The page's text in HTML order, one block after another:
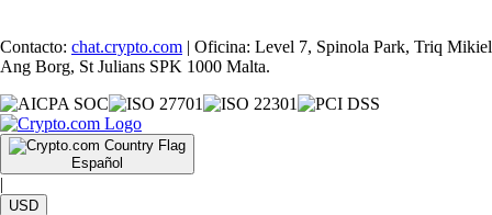
Contacto: chat.crypto.com | Oficina: Level 7, Spinola Park, Triq Mikiel
Ang Borg, St Julians SPK 1000 Malta.
Español
|
USD